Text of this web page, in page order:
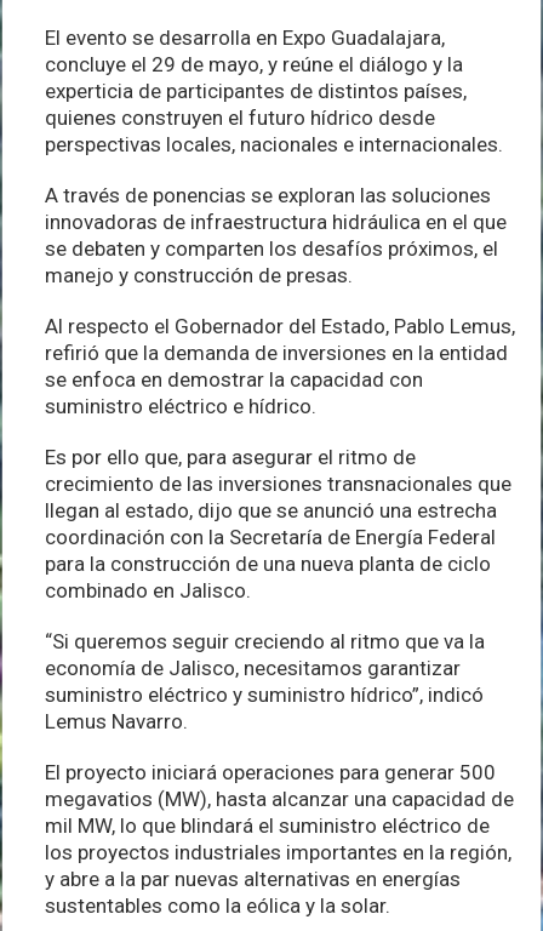
El evento se desarrolla en Expo Guadalajara,
concluye el 29 de mayo, y reúne el diálogo y la
experticia de participantes de distintos países,
quienes construyen el futuro hídrico desde
perspectivas locales, nacionales e internacionales.
A través de ponencias se exploran las soluciones
innovadoras de infraestructura hidráulica en el que
se debaten y comparten los desafíos próximos, el
manejo y construcción de presas.
Al respecto el Gobernador del Estado, Pablo Lemus,
refirió que la demanda de inversiones en la entidad
se enfoca en demostrar la capacidad con
suministro eléctrico e hídrico.
Es por ello que, para asegurar el ritmo de
crecimiento de las inversiones transnacionales que
llegan al estado, dijo que se anunció una estrecha
coordinación con la Secretaría de Energía Federal
para la construcción de una nueva planta de ciclo
combinado en Jalisco.
“Si queremos seguir creciendo al ritmo que va la
economía de Jalisco, necesitamos garantizar
suministro eléctrico y suministro hídrico”, indicó
Lemus Navarro.
El proyecto iniciará operaciones para generar 500
megavatios (MW), hasta alcanzar una capacidad de
mil MW, lo que blindará el suministro eléctrico de
los proyectos industriales importantes en la región,
y abre a la par nuevas alternativas en energías
sustentables como la eólica y la solar.